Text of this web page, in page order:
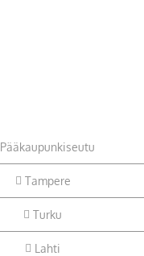
Pääkaupunkiseutu
Tampere
Turku
Lahti